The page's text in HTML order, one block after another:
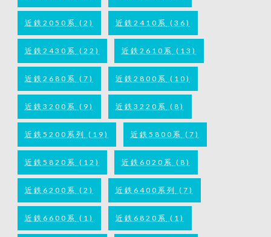
近鉄2050系 (2) 近鉄2410系 (36)
近鉄2430系 (22) 近鉄2610系 (13)
近鉄2680系 (7) 近鉄2800系 (10)
近鉄3200系 (9) 近鉄3220系 (8)
近鉄5200系列 (19) 近鉄5800系 (7)
近鉄5820系 (12) 近鉄6020系 (8)
近鉄6200系 (2) 近鉄6400系列 (7)
近鉄6600系 (1) 近鉄6820系 (1)